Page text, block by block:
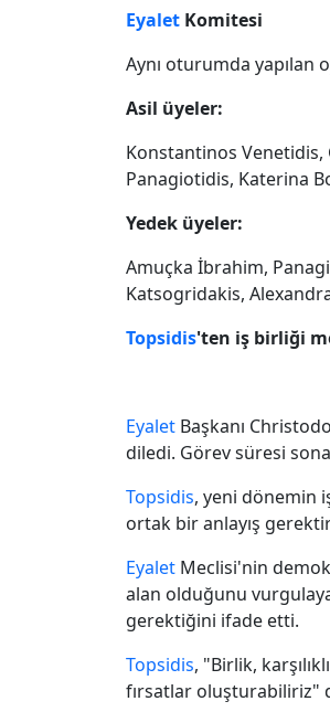
Eyalet Komitesi
Aynı oturumda yapılan
Asil üyeler:
Konstantinos
Panagiotidis, Katerina
Yedek üyeler:
Amuçka İbrahim,
Katsogridakis,
Topsidis'ten iş birliği
Eyalet Başkanı
diledi. Görev süresi
Topsidis, yeni dönemin
ortak bir anlayış
Eyalet Meclisi'nin
alan olduğunu
gerektiğini ifade etti.
Topsidis, "Birlik,
fırsatlar oluşturabiliriz"